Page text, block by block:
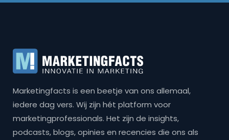
Marketingfacts is een beetje van ons allemaal,
iedere dag vers. Wij zijn hét platform voor
marketingprofessionals. Het zijn de insights,
podcasts, blogs, opinies en recencies die ons als